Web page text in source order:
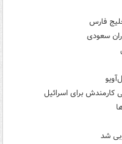
فارس
کارمندش برای اسرائیل
شد